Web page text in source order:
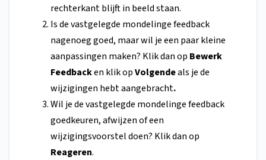
rechterkant blijft in beeld staan.
Is de vastgelegde mondelinge feedback
nagenoeg goed, maar wil je een paar kleine
aanpassingen maken? Klik dan op Bewerk
Feedbacken klik opVolgendeals je de
wijzigingen hebt aangebracht.
Wil je de vastgelegde mondelinge feedback
goedkeuren, afwijzen of een
wijzigingsvoorstel doen? Klik dan op
Reageren.